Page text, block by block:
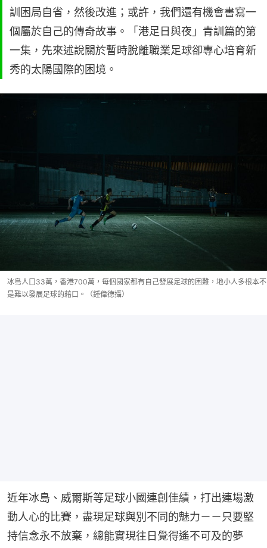
訓困局自省，然後改進；或許，我們還有機會書寫一
個屬於自己的傳奇故事。「港足日與夜」青訓篇的第
一集，先來述說關於暫時脫離職業足球卻專心培育新
秀的太陽國際的困境。
冰島人口33萬，香港700萬，每個國家都有自己發展足球的困難，地小人多根本不
是難以發展足球的藉口。（鍾偉德攝）
近年冰島、威爾斯等足球小國連創佳績，打出連場激
動人心的比賽，盡現足球與別不同的魅力－－只要堅
持信念永不放棄，總能實現往日覺得遙不可及的夢